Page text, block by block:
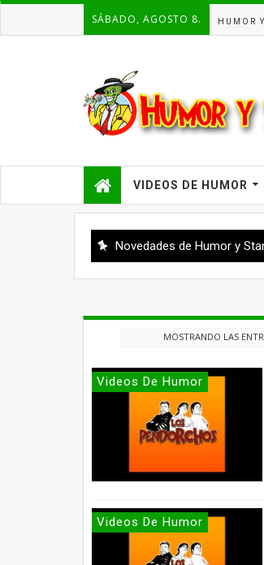
SÁBADO, AGOSTO 8. HUMOR
VIDEOS DE HUMOR
Novedades de Humor y
MOSTRANDO LAS
Videos De Humor
Videos De Humor